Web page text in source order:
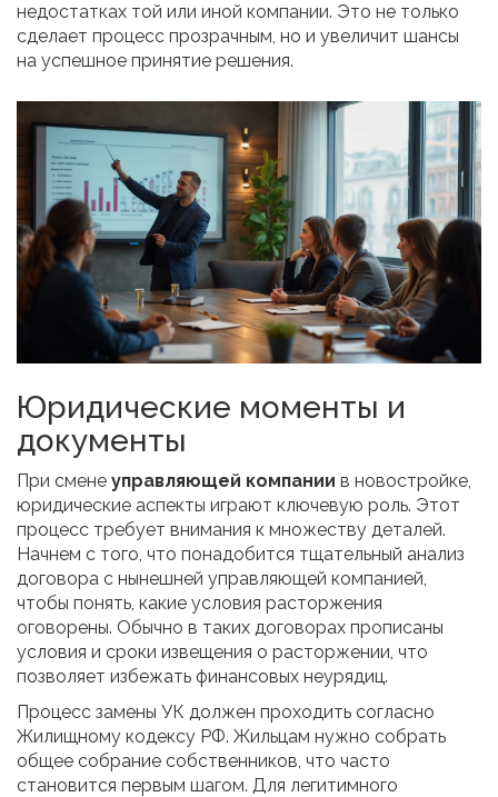
недостатках той или иной компании. Это не только
сделает процесс прозрачным, но и увеличит шансы
на успешное принятие решения.
Юридические моменты и
документы
При смене управляющей компании в новостройке,
юридические аспекты играют ключевую роль. Этот
процесс требует внимания к множеству деталей.
Начнем с того, что понадобится тщательный анализ
договора с нынешней управляющей компанией,
чтобы понять, какие условия расторжения
оговорены. Обычно в таких договорах прописаны
условия и сроки извещения о расторжении, что
позволяет избежать финансовых неурядиц.
Процесс замены УК должен проходить согласно
Жилищному кодексу РФ. Жильцам нужно собрать
общее собрание собственников, что часто
становится первым шагом. Для легитимного